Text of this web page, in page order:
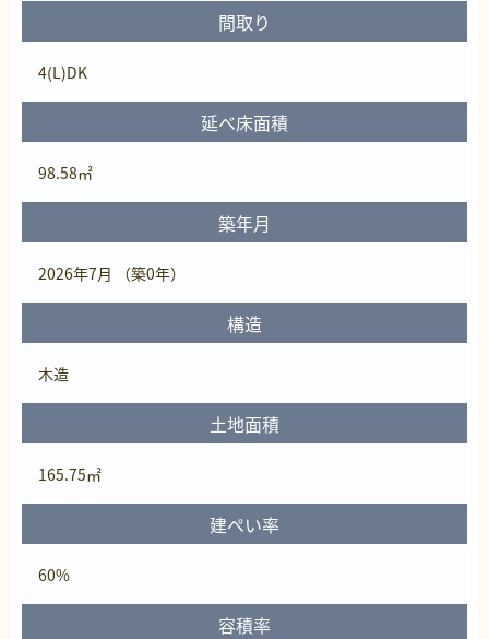
間取り
4(L)DK
延べ床面積
98.58㎡
築年月
2026年7月 （築0年）
構造
木造
土地面積
165.75㎡
建ぺい率
60%
容積率